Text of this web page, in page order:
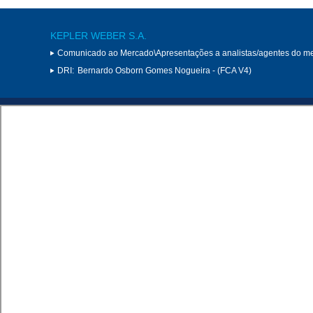
KEPLER WEBER S.A.
Comunicado ao Mercado\Apresentações a analistas/agentes do
DRI: Bernardo Osborn Gomes Nogueira - (FCA V4)